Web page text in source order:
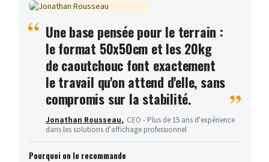
Une base pensée pour le terrain :
le format 50x50cm et les 20kg
de caoutchouc font exactement
le travail qu'on attend d'elle, sans
compromis sur la stabilité.
Jonathan Rousseau, CEO - Plus de 15 ans d'expérience
dans les solutions d'affichage professionnel
Pourquoi on le recommande